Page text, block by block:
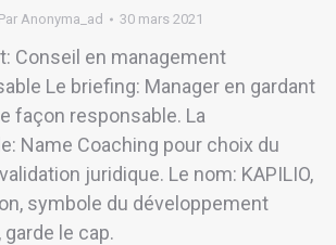
Par Anonyma_ad 30 mars 2021
Conseil en management
Le briefing: Manager en gardant
façon responsable. La
Name Coaching pour choix du
juridique. Le nom: KAPILIO,
symbole du développement
garde le cap.